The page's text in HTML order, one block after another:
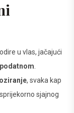
u vlas, jačajući
, svaka kap
sjajnog